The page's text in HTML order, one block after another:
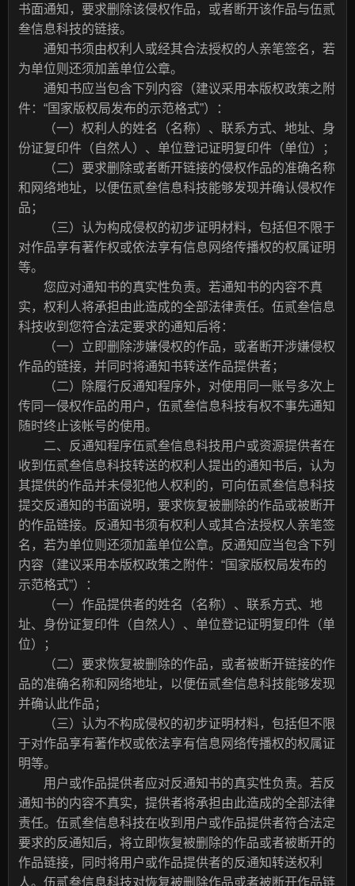
书面通知，要求删除该侵权作品，或者断开该作品与伍贰
叁信息科技的链接。
通知书须由权利人或经其合法授权的人亲笔签名，若
为单位则还须加盖单位公章。
通知书应当包含下列内容（建议采用本版权政策之附
件：“国家版权局发布的示范格式”）：
（一）权利人的姓名（名称）、联系方式、地址、身
份证复印件（自然人）、单位登记证明复印件（单位）；
（二）要求删除或者断开链接的侵权作品的准确名称
和网络地址，以便伍贰叁信息科技能够发现并确认侵权作
品；
（三）认为构成侵权的初步证明材料，包括但不限于
对作品享有著作权或依法享有信息网络传播权的权属证明
等。
您应对通知书的真实性负责。若通知书的内容不真
实，权利人将承担由此造成的全部法律责任。伍贰叁信息
科技收到您符合法定要求的通知后将：
（一）立即删除涉嫌侵权的作品，或者断开涉嫌侵权
作品的链接，并同时将通知书转送作品提供者；
（二）除履行反通知程序外，对使用同一账号多次上
传同一侵权作品的用户，伍贰叁信息科技有权不事先通知
随时终止该帐号的使用。
二、反通知程序伍贰叁信息科技用户或资源提供者在
收到伍贰叁信息科技转送的权利人提出的通知书后，认为
其提供的作品并未侵犯他人权利的，可向伍贰叁信息科技
提交反通知的书面说明，要求恢复被删除的作品或被断开
的作品链接。反通知书须有权利人或其合法授权人亲笔签
名，若为单位则还须加盖单位公章。反通知应当包含下列
内容（建议采用本版权政策之附件：“国家版权局发布的
示范格式”）：
（一）作品提供者的姓名（名称）、联系方式、地
址、身份证复印件（自然人）、单位登记证明复印件（单
位）；
（二）要求恢复被删除的作品，或者被断开链接的作
品的准确名称和网络地址，以便伍贰叁信息科技能够发现
并确认此作品；
（三）认为不构成侵权的初步证明材料，包括但不限
于对作品享有著作权或依法享有信息网络传播权的权属证
明等。
用户或作品提供者应对反通知书的真实性负责。若反
通知书的内容不真实，提供者将承担由此造成的全部法律
责任。伍贰叁信息科技在收到用户或作品提供者符合法定
要求的反通知后，将立即恢复被删除的作品或者被断开的
作品链接，同时将用户或作品提供者的反通知转送权利
人。伍贰叁信息科技对恢复被删除作品或者被断开作品链